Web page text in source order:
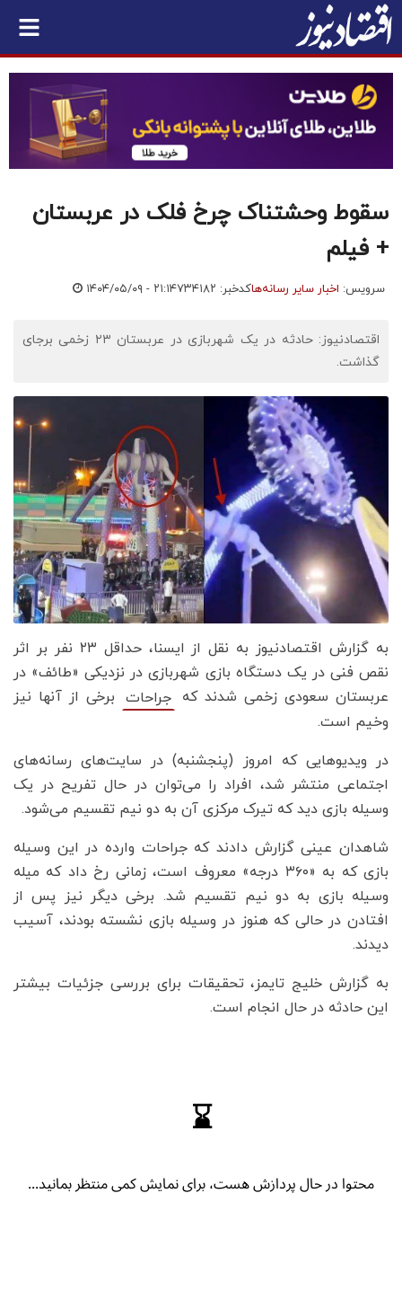
سقوط وحشتناک چرخ فلک در عربستان
+ فیلم
سرویس: اخبار سایر رسانه‌هاکدخبر: ۷۳۴۱۸۲ ۱۴۰۴/۰۵/۰۹ - ۲۱:۱۴
اقتصادنیوز: حادثه در یک شهربازی در عربستان ۲۳ زخمی برجای
گذاشت.
به گزارش اقتصادنیوز به نقل از ایسنا، حداقل ۲۳ نفر بر اثر
نقص فنی در یک دستگاه بازی شهربازی در نزدیکی «طائف» در
عربستان سعودی زخمی شدند که جراحات برخی از آنها نیز
وخیم است.
در ویدیوهایی که امروز (پنجشنبه) در سایت‌های رسانه‌های
اجتماعی منتشر شد، افراد را می‌توان در حال تفریح در یک
وسیله بازی دید که تیرک مرکزی آن به دو نیم تقسیم می‌شود.
شاهدان عینی گزارش دادند که جراحات وارده در این وسیله
بازی که به «۳۶۰ درجه» معروف است، زمانی رخ داد که میله
وسیله بازی به دو نیم تقسیم شد. برخی دیگر نیز پس از
افتادن در حالی که هنوز در وسیله بازی نشسته بودند، آسیب
دیدند.
به گزارش خلیج تایمز، تحقیقات برای بررسی جزئیات بیشتر
این حادثه در حال انجام است.